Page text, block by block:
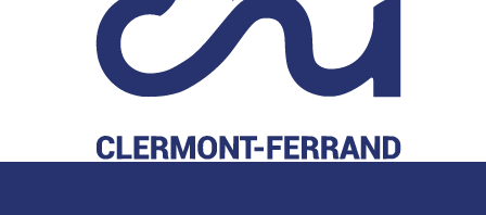
Cookies